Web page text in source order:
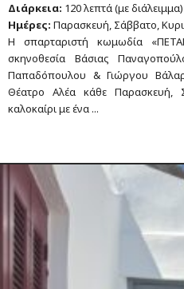
Διάρκεια: 120 λεπτά (με διάλειμμα)
Ημέρες: Παρασκευή, Σάββατο,
Η σπαρταριστή κωμωδία
σκηνοθεσία Βάσιας
Παπαδόπουλου & Γιώργου
Θέατρο Αλέα κάθε Παρασκευή,
καλοκαίρι με ένα ...